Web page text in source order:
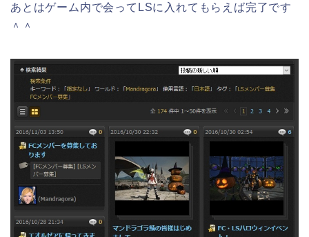
あとはゲーム内で会ってLSに入れてもらえば完了です
＾＾